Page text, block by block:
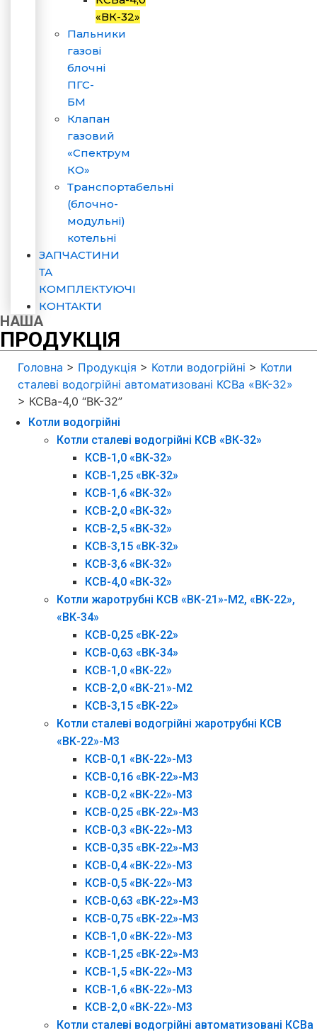
«ВК-32»
Пальники
газові
блочні
ПГС-
БМ
Клапан
газовий
«Спектрум
КО»
Транспортабельні
(блочно-
модульні)
котельні
ЗАПЧАСТИНИ
ТА
КОМПЛЕКТУЮЧІ
КОНТАКТИ
НАША
ПРОДУКЦІЯ
Головна > Продукція > Котли водогрійні > Котли
сталеві водогрійні автоматизовані КСВа «ВК-32»
> КСВа-4,0 “ВК-32”
Котли водогрійні
Котли сталеві водогрійні КСВ «ВК-32»
КСВ-1,0 «ВК-32»
КСВ-1,25 «ВК-32»
КСВ-1,6 «ВК-32»
КСВ-2,0 «ВК-32»
КСВ-2,5 «ВК-32»
КСВ-3,15 «ВК-32»
КСВ-3,6 «ВК-32»
КСВ-4,0 «ВК-32»
Котли жаротрубні КСВ «ВК-21»-М2, «ВК-22»,
«ВК-34»
КСВ-0,25 «ВК-22»
КСВ-0,63 «ВК-34»
КСВ-1,0 «ВК-22»
КСВ-2,0 «ВК-21»-М2
КСВ-3,15 «ВК-22»
Котли сталеві водогрійні жаротрубні КСВ
«ВК-22»-М3
КСВ-0,1 «ВК-22»-М3
КСВ-0,16 «ВК-22»-М3
КСВ-0,2 «ВК-22»-М3
КСВ-0,25 «ВК-22»-М3
КСВ-0,3 «ВК-22»-М3
КСВ-0,35 «ВК-22»-М3
КСВ-0,4 «ВК-22»-М3
КСВ-0,5 «ВК-22»-М3
КСВ-0,63 «ВК-22»-М3
КСВ-0,75 «ВК-22»-М3
КСВ-1,0 «ВК-22»-М3
КСВ-1,25 «ВК-22»-М3
КСВ-1,5 «ВК-22»-М3
КСВ-1,6 «ВК-22»-М3
КСВ-2,0 «ВК-22»-М3
Котли сталеві водогрійні автоматизовані КСВа